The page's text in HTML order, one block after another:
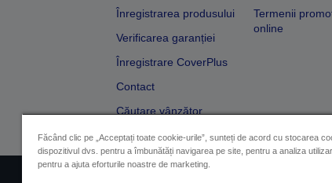
Înregistrarea produsului
Verificarea garanției
Înregistrare CoverPlus
Contact
Căutare vânzător
Termenii
online
Făcând clic pe „Acceptați toate cookie-urile”, sunteți de acord cu stocarea
dispozitivul dvs. pentru a îmbunătăți navigarea pe site, pentru a analiza
pentru a ajuta eforturile noastre de marketing.